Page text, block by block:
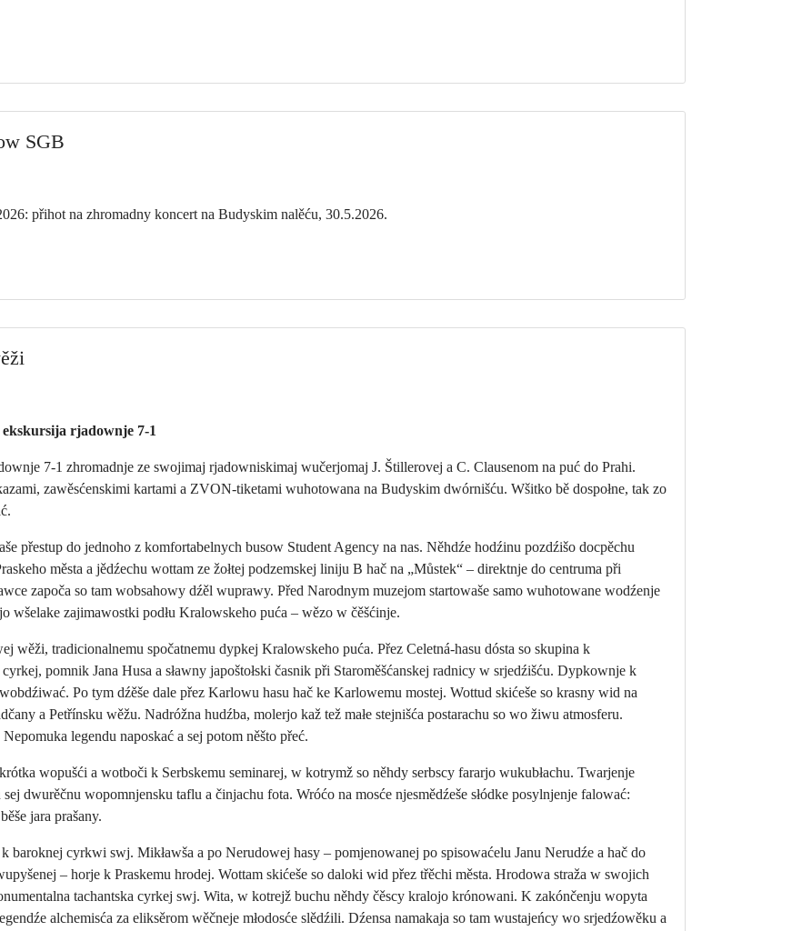
SGB
přihot na zhromadny koncert na Budyskim nalěću, 30.5.2026.
rjadownje 7-1
7-1 zhromadnje ze swojimaj rjadowniskimaj wučerjomaj J. Štillerovej a C. Clausenom na puć do Prahi.
zawěsćenskimi kartami a ZVON-tiketami wuhotowana na Budyskim dwórnišću. Wšitko bě dospołne, tak zo
přestup do jednoho z komfortabelnych busow Student Agency na nas. Něhdźe hodźinu pozdźišo docpěchu
města a jědźechu wottam ze žołtej podzemskej liniju B hač na „Můstek“ – direktnje do centruma při
započa so tam wobsahowy dźěl wuprawy. Před Narodnym muzejom startowaše samo wuhotowane wodźenje
wšelake zajimawostki podłu Kralowskeho puća – wězo w čěšćinje.
wěži, tradicionalnemu spočatnemu dypkej Kralowskeho puća. Přez Celetná-hasu dósta so skupina k
pomnik Jana Husa a sławny japoštołski časnik při Staroměšćanskej radnicy w srjedźišću. Dypkownje k
Po tym dźěše dale přez Karlowu hasu hač ke Karlowemu mostej. Wottud skićeše so krasny wid na
a Petřínsku wěžu. Nadróžna hudźba, molerjo kaž tež małe stejnišća postarachu so wo žiwu atmosferu.
legendu naposkać a sej potom něšto přeć.
wopušći a wotboči k Serbskemu seminarej, w kotrymž so něhdy serbscy fararjo wukubłachu. Twarjenje
dwurěčnu wopomnjensku taflu a činjachu fota. Wróćo na mosće njesmědźeše słódke posylnjenje falować:
jara prašany.
baroknej cyrkwi swj. Mikławša a po Nerudowej hasy – pomjenowanej po spisowaćelu Janu Nerudźe a hač do
– horje k Praskemu hrodej. Wottam skićeše so daloki wid přez třěchi města. Hrodowa straža w swojich
tachantska cyrkej swj. Wita, w kotrejž buchu něhdy čěscy kralojo krónowani. K zakónčenju wopyta
alchemisća za eliksěrom wěčneje młodosće slědźili. Dźensa namakaja so tam wustajeńcy wo srjedźowěku a